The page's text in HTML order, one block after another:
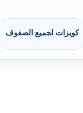
كويزات لجميع الصفوف